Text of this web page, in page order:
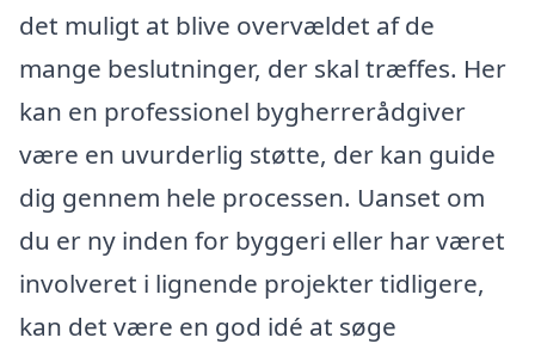
det muligt at blive overvældet af de
mange beslutninger, der skal træffes. Her
kan en professionel bygherrerådgiver
være en uvurderlig støtte, der kan guide
dig gennem hele processen. Uanset om
du er ny inden for byggeri eller har været
involveret i lignende projekter tidligere,
kan det være en god idé at søge